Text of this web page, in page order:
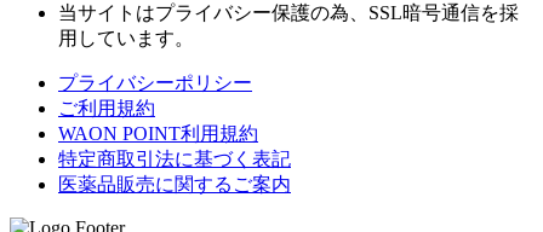
当サイトはプライバシー保護の為、SSL暗号通信を採
用しています。
プライバシーポリシー
ご利用規約
WAON POINT利用規約
特定商取引法に基づく表記
医薬品販売に関するご案内